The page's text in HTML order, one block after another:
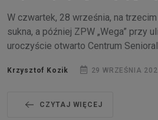
W czwartek, 28 września, na
sukna, a później ZPW „Wega” przy
uroczyście otwarto Centrum
Krzysztof Kozik 29 WRZEŚNIA
CZYTAJ WIĘCEJ